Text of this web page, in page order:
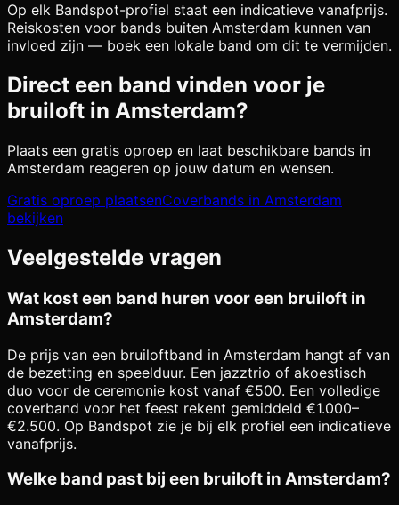
Op elk Bandspot-profiel staat een indicatieve vanafprijs.
Reiskosten voor bands buiten Amsterdam kunnen van
invloed zijn — boek een lokale band om dit te vermijden.
Direct een band vinden voor je
bruiloft in Amsterdam?
Plaats een gratis oproep en laat beschikbare bands in
Amsterdam reageren op jouw datum en wensen.
Gratis oproep plaatsenCoverbands in Amsterdam
bekijken
Veelgestelde vragen
Wat kost een band huren voor een bruiloft in
Amsterdam?
De prijs van een bruiloftband in Amsterdam hangt af van
de bezetting en speelduur. Een jazztrio of akoestisch
duo voor de ceremonie kost vanaf €500. Een volledige
coverband voor het feest rekent gemiddeld €1.000–
€2.500. Op Bandspot zie je bij elk profiel een indicatieve
vanafprijs.
Welke band past bij een bruiloft in Amsterdam?